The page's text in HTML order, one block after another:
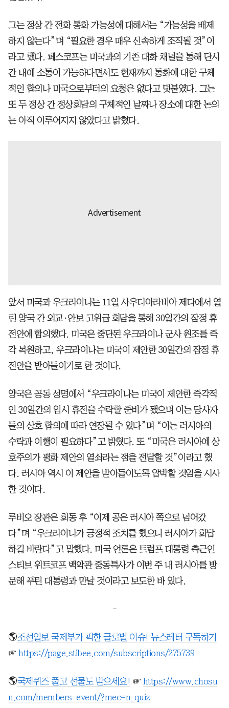
그는 정상 간 전화 통화 가능성에 대해서는 “가능성을 배제
하지 않는다”며 “필요한 경우 매우 신속하게 조직될 것”이
라고 했다. 페스코프는 미국과의 기존 대화 채널을 통해 단시
간 내에 소통이 가능하다면서도 현재까지 통화에 대한 구체
적인 합의나 미국으로부터의 요청은 없다고 덧붙였다. 그는
또 두 정상 간 정상회담의 구체적인 날짜나 장소에 대한 논의
는 아직 이루어지지 않았다고 밝혔다.
앞서 미국과 우크라이나는 11일 사우디아라비아 제다에서 열
린 양국 간 외교·안보 고위급 회담을 통해 30일간의 잠정 휴
전안에 합의했다. 미국은 중단된 우크라이나 군사 원조를 즉
각 복원하고, 우크라이나는 미국이 제안한 30일간의 잠정 휴
전안을 받아들이기로 한 것이다.
양국은 공동 성명에서 “우크라이나는 미국이 제안한 즉각적
인 30일간의 임시 휴전을 수락할 준비가 됐으며 이는 당사자
들의 상호 합의에 따라 연장될 수 있다”며 “이는 러시아의
수락과 이행이 필요하다”고 밝혔다. 또 “미국은 러시아에 상
호주의가 평화 제안의 열쇠라는 점을 전달할 것”이라고 했
다. 러시아 역시 이 제안을 받아들이도록 압박할 것임을 시사
한 것이다.
루비오 장관은 회동 후 “이제 공은 러시아 쪽으로 넘어갔
다”며 “우크라이나가 긍정적 조치를 했으니 러시아가 화답
하길 바란다”고 말했다. 미국 언론은 트럼프 대통령 측근인
스티브 위트코프 백악관 중동특사가 이번 주 내 러시아를 방
문해 푸틴 대통령과 만날 것이라고 보도한 바 있다.
-
🌎조선일보 국제부가 픽한 글로벌 이슈! 뉴스레터 구독하기
☞ https://page.stibee.com/subscriptions/275739
🌎국제퀴즈 풀고 선물도 받으세요! ☞ https://www.chosu
n.com/members-event/?mec=n_quiz